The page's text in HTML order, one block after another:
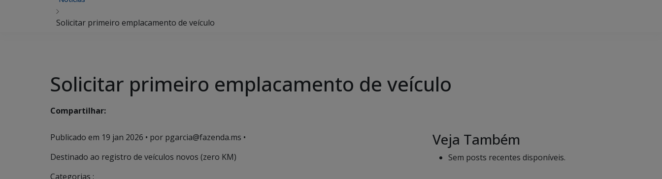
Solicitar primeiro emplacamento de veículo
Solicitar primeiro emplacamento de veículo
Compartilhar:
Publicado em 19 jan 2026 • por pgarcia@fazenda.ms •
Destinado ao registro de veículos novos (zero KM)
Categorias :
Veja Também
Sem posts recentes disponíveis.